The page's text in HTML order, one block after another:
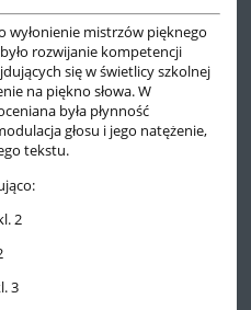
wyłonienie mistrzów pięknego
rozwijanie kompetencji
się w świetlicy szkolnej
na piękno słowa. W
była płynność
głosu i jego natężenie,
tekstu.
2
3